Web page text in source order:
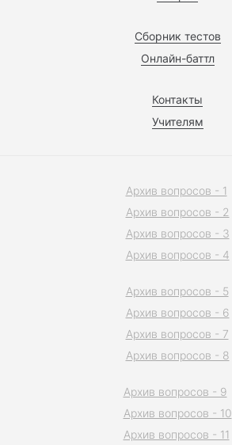
Сборник тестов
Онлайн-баттл
Контакты
Учителям
Архив вопросов - 1
Архив вопросов - 2
Архив вопросов - 3
Архив вопросов - 4
Архив вопросов - 5
Архив вопросов - 6
Архив вопросов - 7
Архив вопросов - 8
Архив вопросов - 9
Архив вопросов - 10
Архив вопросов - 11